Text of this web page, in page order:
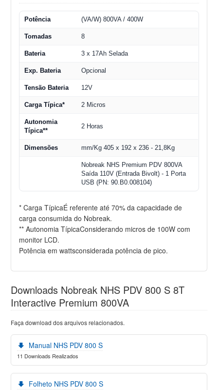
Potência (VA/W) 800VA / 400W
Tomadas 8
Bateria 3 x 17Ah Selada
Exp. Bateria Opcional
Tensão Bateria 12V
Carga Típica* 2 Micros
Autonomia
Típica**
2 Horas
Dimensões mm/Kg 405 x 192 x 236 - 21,8Kg
Nobreak NHS Premium PDV 800VA
Saída 110V (Entrada Bivolt) - 1 Porta
USB (PN: 90.B0.008104)
* Carga TípicaÉ referente até 70% da capacidade de
carga consumida do Nobreak.
** Autonomia TípicaConsiderando micros de 100W com
monitor LCD.
Potência em wattsconsiderada potência de pico.
Downloads Nobreak NHS PDV 800 S 8T
Interactive Premium 800VA
Faça download dos arquivos relacionados.
Manual NHS PDV 800 S
11 Downloads Realizados
Folheto NHS PDV 800 S